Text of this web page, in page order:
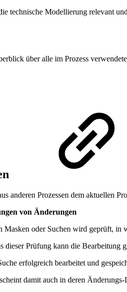
technische Modellierung relevant
über alle im Prozess
anderen Prozessen dem aktuellen
von Änderungen
oder Suchen wird geprüft, in
dieser Prüfung kann die Bearbeitung
erfolgreich bearbeitet und
damit auch in deren Änderungs-